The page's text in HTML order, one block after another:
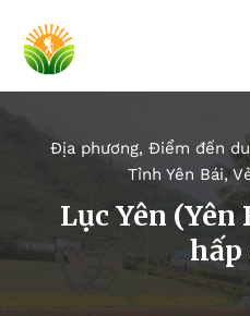
Địa phương, Điểm đến
Tỉnh Yên Bái,
Lục Yên (Yên
hấp